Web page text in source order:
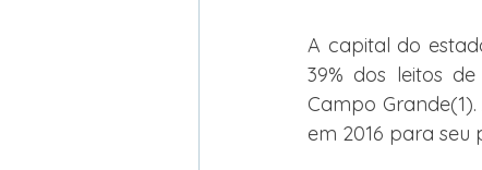
A capital do
39% dos leitos
Campo
em 2016 para seu